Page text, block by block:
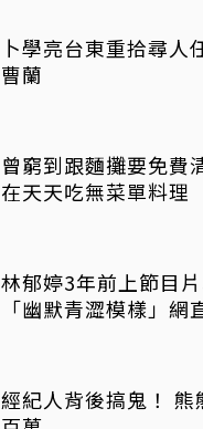
卜學亮台東重拾尋人
曹蘭
曾窮到跟麵攤要免費清湯 安
在天天吃無菜單料理
林郁婷3年前上節目
「幽默青澀模樣」網
經紀人背後搞鬼！ 熊熊算命被詐騙